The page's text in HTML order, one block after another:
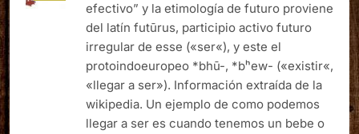
efectivo” y la etimología de futuro proviene
del latín futūrus, participio activo futuro
irregular de esse («ser«), y este el
protoindoeuropeo *bhū-, *bʰew- («existir«,
«llegar a ser»). Información extraída de la
wikipedia. Un ejemplo de como podemos
llegar a ser es cuando tenemos un bebe o